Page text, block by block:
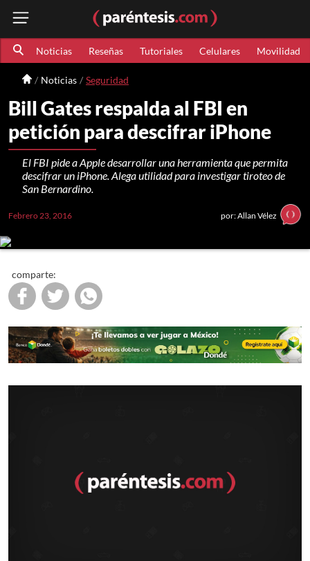
Noticias Reseñas Tutoriales Celulares Movilidad
Noticias Seguridad
Bill Gates respalda al FBI en
petición para descifrar iPhone
El FBI pide a Apple desarrollar una herramienta que permita
descifrar un iPhone. Alega utilidad para investigar tiroteo de
San Bernardino.
Febrero 23, 2016 por: Allan Vélez
comparte: